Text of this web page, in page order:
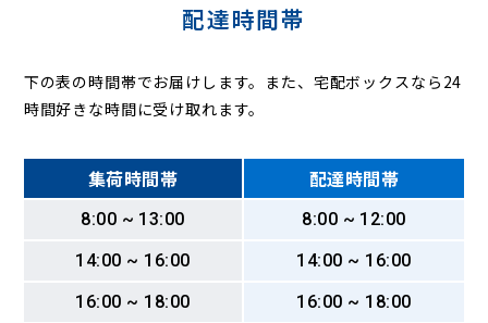
配達時間帯
下の表の時間帯でお届けします。また、宅配ボックスなら24
時間好きな時間に受け取れます。
集荷時間帯 配達時間帯
8:00 ~ 13:00
8:00 ~ 12:00
14:00 ~ 16:00
14:00 ~ 16:00
16:00 ~ 18:00
16:00 ~ 18:00